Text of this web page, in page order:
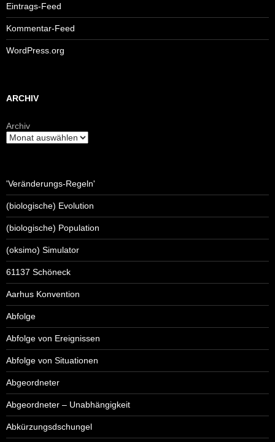
Eintrags-Feed
Kommentar-Feed
WordPress.org
ARCHIV
Archiv
'Veränderungs-Regeln'
(biologische) Evolution
(biologische) Population
(oksimo) Simulator
61137 Schöneck
Aarhus Konvention
Abfolge
Abfolge von Ereignissen
Abfolge von Situationen
Abgeordneter
Abgeordneter – Unabhängigkeit
Abkürzungsdschungel